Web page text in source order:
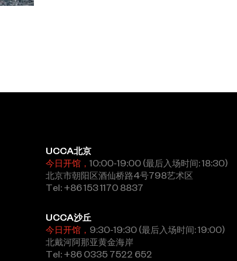
UCCA北京
今日开馆， 10:00-19:00 (最后入场时间: 18:30)
北京市朝阳区酒仙桥路4号798艺术区
Tel: +86 153 1170 8837
UCCA沙丘
今日开馆， 9:30-19:30 (最后入场时间: 19:00)
北戴河阿那亚黄金海岸
Tel: +86 0335 7522 652